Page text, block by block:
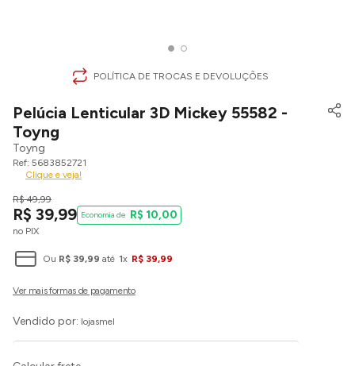
POLÍTICA DE TROCAS E DEVOLUÇÕES
Pelúcia Lenticular 3D Mickey 55582 -
Toyng
Toyng
5683852721
Clique e veja!
R$ 49,99
R$ 39,99
no PIX
R$ 10,00
Ou R$ 39,99 até 1x R$ 39,99
Vendido por: lojasmel